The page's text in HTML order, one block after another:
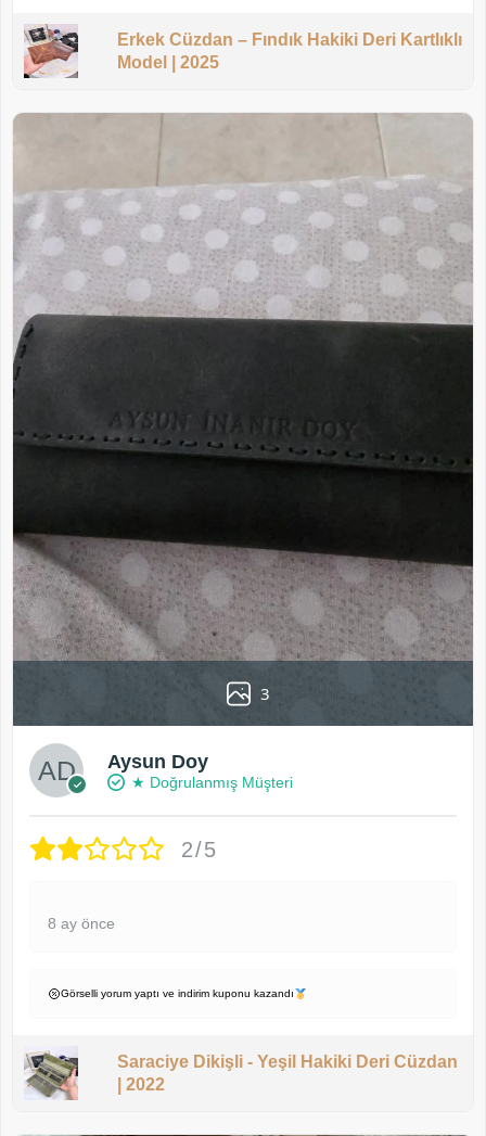
Erkek Cüzdan – Fındık Hakiki Deri Kartlıklı
Model | 2025
3
Aysun Doy
★ Doğrulanmış Müşteri
2/5
8 ay önce
Görselli yorum yaptı ve indirim kuponu kazandı
Saraciye Dikişli - Yeşil Hakiki Deri Cüzdan
| 2022